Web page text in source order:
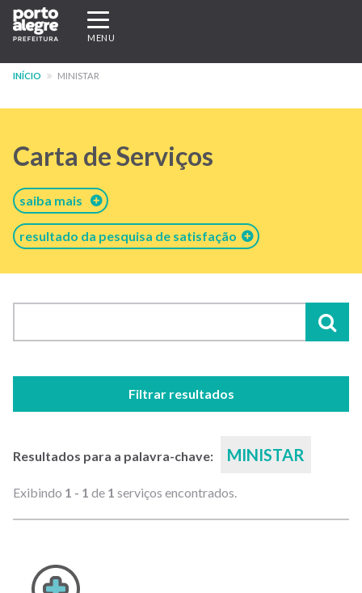
Pular
para
conteúdo
Expandir/recolher
navegação
MENU
INÍCIO MINISTAR
Carta de Serviços
saiba mais
resultado da pesquisa de satisfação
Filtrar resultados
Resultados para a palavra-chave: MINISTAR
Exibindo 1 - 1 de 1 serviços encontrados.